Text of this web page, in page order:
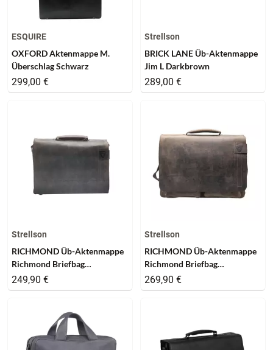
ESQUIRE
OXFORD Aktenmappe M.
Überschlag Schwarz
299,00 €
Strellson
BRICK LANE Üb-Aktenmappe
Jim L Darkbrown
289,00 €
Strellson
RICHMOND Üb-Aktenmappe
Richmond Briefbag
Darkbrown
249,90 €
Strellson
RICHMOND Üb-Aktenmappe
Richmond Briefbag
Darkbrown
269,90 €